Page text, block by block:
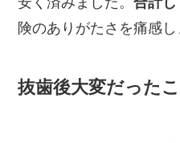
険のありがたさを痛感し
抜歯後大変だった